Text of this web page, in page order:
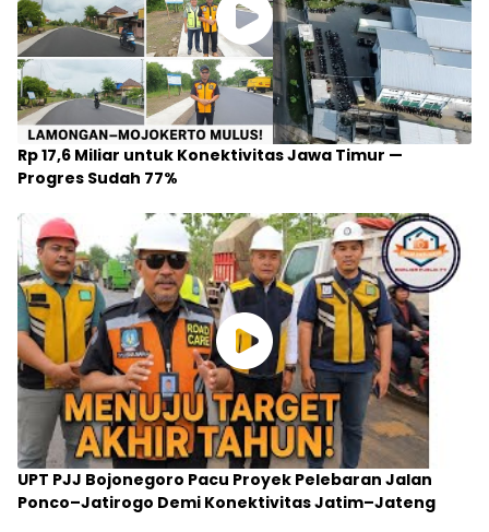
Rp 17,6 Miliar untuk Konektivitas Jawa Timur —
Progres Sudah 77%
UPT PJJ Bojonegoro Pacu Proyek Pelebaran Jalan
Ponco–Jatirogo Demi Konektivitas Jatim–Jateng